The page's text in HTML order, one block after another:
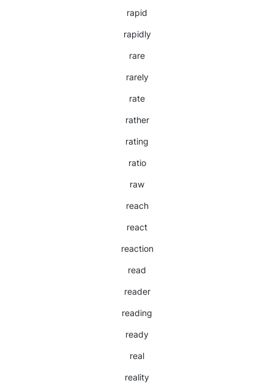
rapid
rapidly
rare
rarely
rate
rather
rating
ratio
raw
reach
react
reaction
read
reader
reading
ready
real
reality